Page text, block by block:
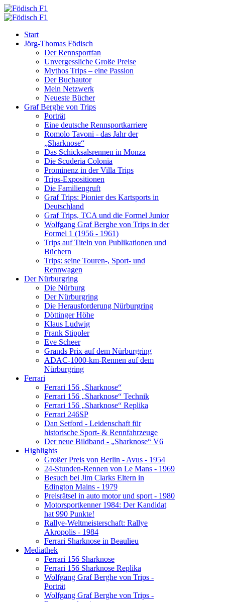
Start
Jörg-Thomas Födisch
Der Rennsportfan
Unvergessliche Große Preise
Mythos Trips – eine Passion
Der Buchautor
Mein Netzwerk
Neueste Bücher
Graf Berghe von Trips
Porträt
Eine deutsche Rennsportkarriere
Romolo Tavoni - das Jahr der
„Sharknose“
Das Schicksalsrennen in Monza
Die Scuderia Colonia
Prominenz in der Villa Trips
Trips-Expositionen
Die Familiengruft
Graf Trips: Pionier des Kartsports in
Deutschland
Graf Trips, TCA und die Formel Junior
Wolfgang Graf Berghe von Trips in der
Formel 1 (1956 - 1961)
Trips auf Titeln von Publikationen und
Büchern
Trips: seine Touren-, Sport- und
Rennwagen
Der Nürburgring
Die Nürburg
Der Nürburgring
Die Herausforderung Nürburgring
Döttinger Höhe
Klaus Ludwig
Frank Stippler
Eve Scheer
Grands Prix auf dem Nürburgring
ADAC-1000-km-Rennen auf dem
Nürburgring
Ferrari
Ferrari 156 „Sharknose“
Ferrari 156 „Sharknose“ Technik
Ferrari 156 „Sharknose“ Replika
Ferrari 246SP
Dan Setford - Leidenschaft für
historische Sport- & Rennfahrzeuge
Der neue Bildband - „Sharknose“ V6
Highlights
Großer Preis von Berlin - Avus - 1954
24-Stunden-Rennen von Le Mans - 1969
Besuch bei Jim Clarks Eltern in
Edington Mains - 1979
Preisrätsel in auto motor und sport - 1980
Motorsportkenner 1984: Der Kandidat
hat 990 Punkte!
Rallye-Weltmeisterschaft: Rallye
Akropolis - 1984
Ferrari Sharknose in Beaulieu
Mediathek
Ferrari 156 Sharknose
Ferrari 156 Sharknose Replika
Wolfgang Graf Berghe von Trips -
Porträt
Wolfgang Graf Berghe von Trips -